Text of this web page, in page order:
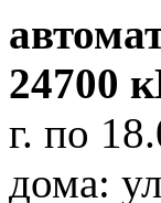
24700
г. по
дома: